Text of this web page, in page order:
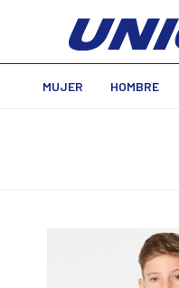
MUJER HOMBRE